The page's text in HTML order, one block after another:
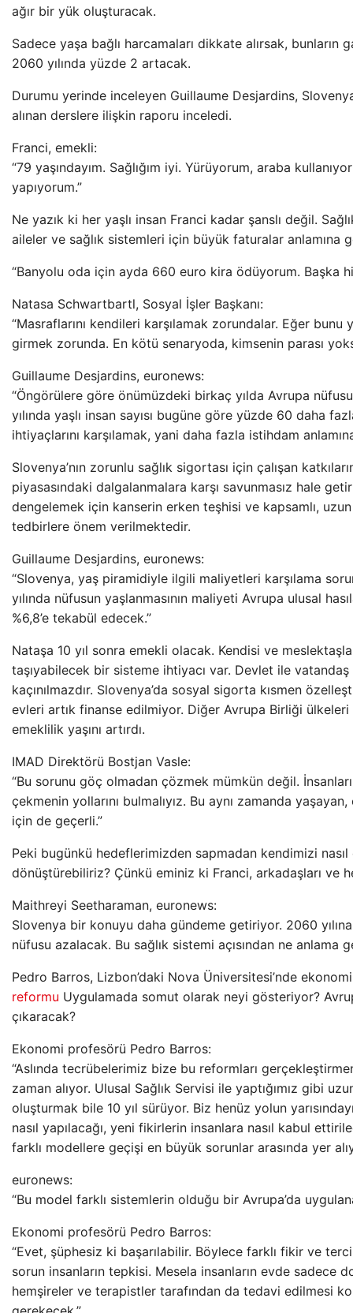
ağır bir yük oluşturacak.
Sadece yaşa bağlı harcamaları dikkate alırsak, bunların
2060 yılında yüzde 2 artacak.
Durumu yerinde inceleyen Guillaume Desjardins,
alınan derslere ilişkin raporu inceledi.
Franci, emekli:
“79 yaşındayım. Sağlığım iyi. Yürüyorum, araba
yapıyorum.”
Ne yazık ki her yaşlı insan Franci kadar şanslı değil.
aileler ve sağlık sistemleri için büyük faturalar anlamına
“Banyolu oda için ayda 660 euro kira ödüyorum. Başka
Natasa Schwartbartl, Sosyal İşler Başkanı:
“Masraflarını kendileri karşılamak zorundalar. Eğer bunu
girmek zorunda. En kötü senaryoda, kimsenin parası
Guillaume Desjardins, euronews:
“Öngörülere göre önümüzdeki birkaç yılda Avrupa
yılında yaşlı insan sayısı bugüne göre yüzde 60 daha
ihtiyaçlarını karşılamak, yani daha fazla istihdam
Slovenya’nın zorunlu sağlık sigortası için çalışan
piyasasındaki dalgalanmalara karşı savunmasız hale
dengelemek için kanserin erken teşhisi ve kapsamlı,
tedbirlere önem verilmektedir.
Guillaume Desjardins, euronews:
“Slovenya, yaş piramidiyle ilgili maliyetleri karşılama
yılında nüfusun yaşlanmasının maliyeti Avrupa ulusal
%6,8’e tekabül edecek.”
Nataşa 10 yıl sonra emekli olacak. Kendisi ve
taşıyabilecek bir sisteme ihtiyacı var. Devlet ile vatandaş
kaçınılmazdır. Slovenya’da sosyal sigorta kısmen
evleri artık finanse edilmiyor. Diğer Avrupa Birliği
emeklilik yaşını artırdı.
IMAD Direktörü Bostjan Vasle:
“Bu sorunu göç olmadan çözmek mümkün değil.
çekmenin yollarını bulmalıyız. Bu aynı zamanda
için de geçerli.”
Peki bugünkü hedeflerimizden sapmadan kendimizi
dönüştürebiliriz? Çünkü eminiz ki Franci, arkadaşları ve
Maithreyi Seetharaman, euronews:
Slovenya bir konuyu daha gündeme getiriyor. 2060
nüfusu azalacak. Bu sağlık sistemi açısından ne anlama
Pedro Barros, Lizbon’daki Nova Üniversitesi’nde
reformu Uygulamada somut olarak neyi gösteriyor?
çıkaracak?
Ekonomi profesörü Pedro Barros:
“Aslında tecrübelerimiz bize bu reformları
zaman alıyor. Ulusal Sağlık Servisi ile yaptığımız gibi
oluşturmak bile 10 yıl sürüyor. Biz henüz yolun
nasıl yapılacağı, yeni fikirlerin insanlara nasıl kabul
farklı modellere geçişi en büyük sorunlar arasında yer
euronews:
“Bu model farklı sistemlerin olduğu bir Avrupa’da
Ekonomi profesörü Pedro Barros:
“Evet, şüphesiz ki başarılabilir. Böylece farklı fikir ve
sorun insanların tepkisi. Mesela insanların evde sadece
hemşireler ve terapistler tarafından da tedavi edilmesi